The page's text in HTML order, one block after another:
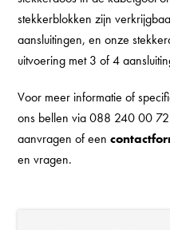
stekkerblokken zijn
aansluitingen, en onze
uitvoering met 3 of 4
Voor meer informatie of
ons bellen via 088 240 00
aanvragen of een
en vragen.